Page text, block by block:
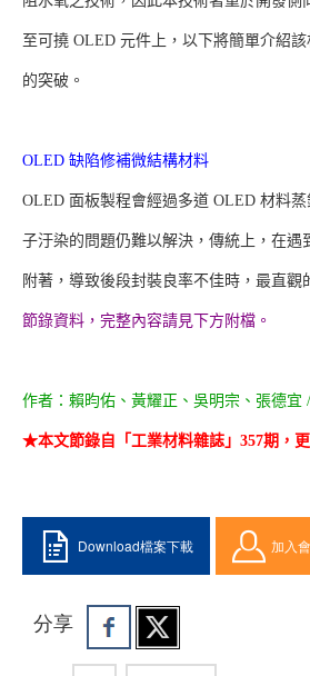
至可撓 OLED 元件上，以下將簡單介紹
的突破。
OLED 缺陷修補微結構材料
OLED 面板製程會經過多道 OLED 材料
子汙染的問題仍難以解決，傳統上，在遇
附著，導致後段封裝良率不佳時，最直觀
節錄資料，完整內容請見下方附檔。
作者：賴昀佑、黃耀正、吳明宗、張德宜
★本文節錄自「工業材料雜誌」357期，
Download檔案下載 加入
分享